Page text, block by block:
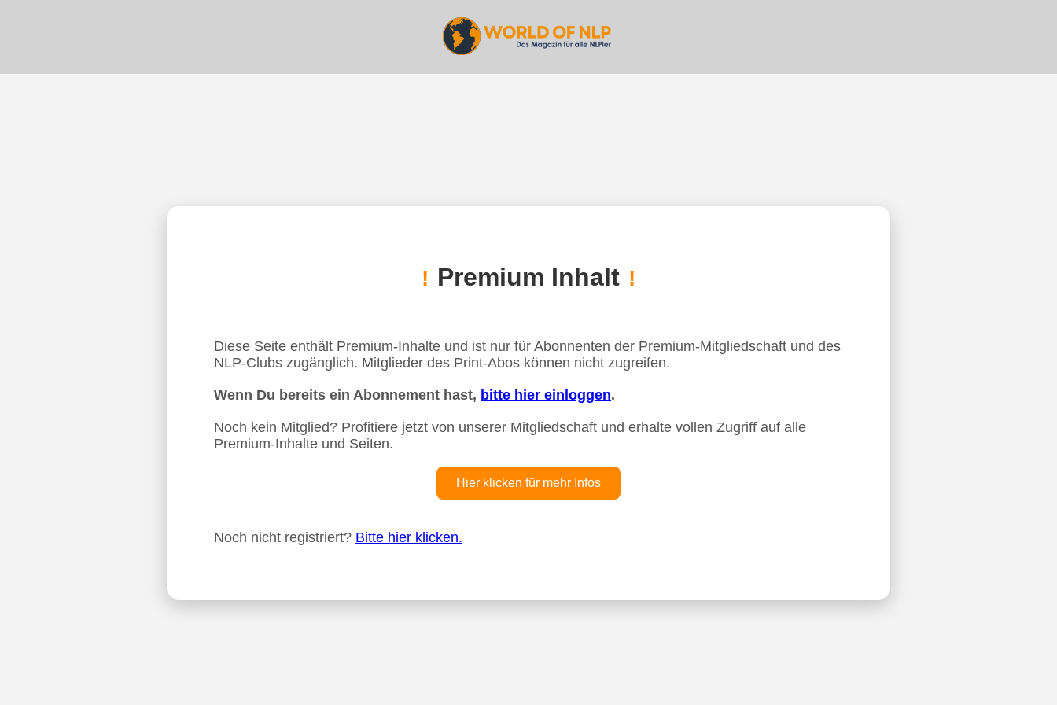
! Premium Inhalt !
Diese Seite enthält Premium-Inhalte und ist nur für Abonnenten der Premium-Mitgliedschaft und des
NLP-Clubs zugänglich. Mitglieder des Print-Abos können nicht zugreifen.
Wenn Du bereits ein Abonnement hast, bitte hier einloggen.
Noch kein Mitglied? Profitiere jetzt von unserer Mitgliedschaft und erhalte vollen Zugriff auf alle
Premium-Inhalte und Seiten.
Hier klicken für mehr Infos
Noch nicht registriert? Bitte hier klicken.